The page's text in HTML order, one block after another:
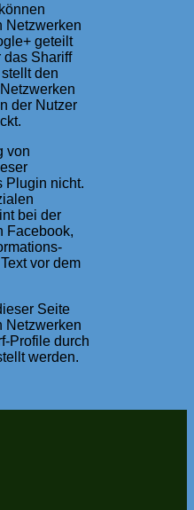
Netzwerken
geteilt
das Shariff
den
der Nutzer
von
Plugin nicht.
bei der
Facebook,
vor dem
Seite
Netzwerken
Profile durch
werden.